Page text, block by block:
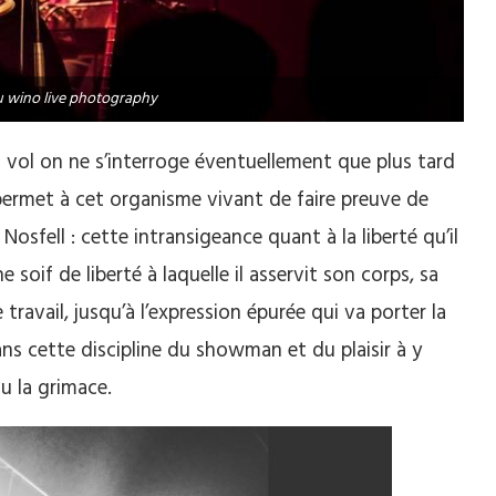
live photography
on ne s’interroge éventuellement que plus tard
à cet organisme vivant de faire preuve de
: cette intransigeance quant à la liberté qu’il
soif de liberté à laquelle il asservit son corps, sa
jusqu’à l’expression épurée qui va porter la
cette discipline du showman et du plaisir à y
la grimace.